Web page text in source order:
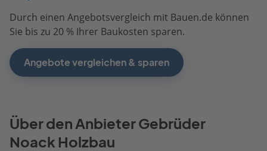
Durch einen Angebotsvergleich mit Bauen.de können
Sie bis zu 20 % Ihrer Baukosten sparen.
Angebote vergleichen & sparen
Über den Anbieter Gebrüder
Noack Holzbau